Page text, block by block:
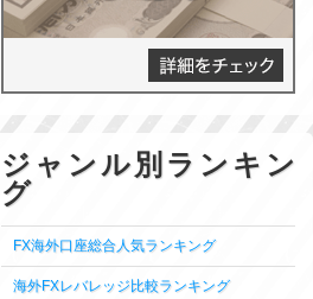
ジャンル別ランキン
グ
FX海外口座総合人気ランキング
海外FXレバレッジ比較ランキング